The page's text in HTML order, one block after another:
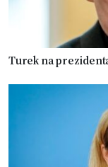
Turek na